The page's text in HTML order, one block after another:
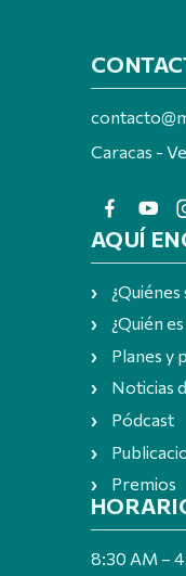
Caracas -
AQUÍ
¿Quién
Planes y
Noticias
Pódcast
Premios
8:30 AM –